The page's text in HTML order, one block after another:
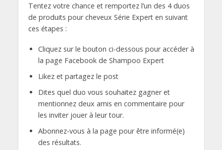
Tentez votre chance et remportez l’un des 4 duos
de produits pour cheveux Série Expert en suivant
ces étapes :
Cliquez sur le bouton ci-dessous pour accéder à
la page Facebook de Shampoo Expert
Likez et partagez le post
Dites quel duo vous souhaitez gagner et
mentionnez deux amis en commentaire pour
les inviter jouer à leur tour.
Abonnez-vous à la page pour être informé(e)
des résultats.